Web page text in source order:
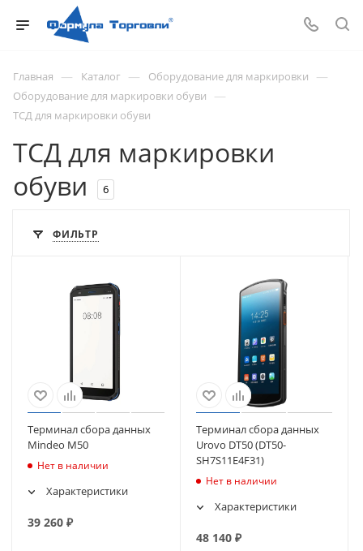
Главная — Каталог — Оборудование для маркировки —
Оборудование для маркировки обуви —
ТСД для маркировки обуви
ТСД для маркировки
обуви
6
ФИЛЬТР
Терминал сбора данных
Mindeo M50
Нет в наличии
Характеристики
39 260 ₽
Терминал сбора данных
Urovo DT50 (DT50-
SH7S11E4F31)
Нет в наличии
Характеристики
48 140₽